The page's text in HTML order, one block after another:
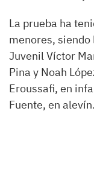
La prueba ha
menores,
Juvenil Víctor
Pina y Noah
Eroussafi, en
Fuente, en alevín.